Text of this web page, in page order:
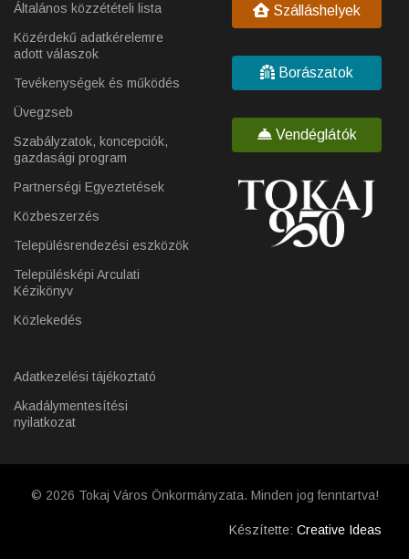
Általános közzétételi lista
Közérdekű adatkérelemre
adott válaszok
Tevékenységek és működés
Üvegzseb
Szabályzatok, koncepciók,
gazdasági program
Partnerségi Egyeztetések
Közbeszerzés
Településrendezési eszközök
Településképi Arculati
Kézikönyv
Közlekedés
Adatkezelési tájékoztató
Akadálymentesítési
nyilatkozat
Szálláshelyek
Borászatok
Vendéglátók
© 2026 Tokaj Város Önkormányzata. Minden jog fenntartva!
Készítette: Creative Ideas